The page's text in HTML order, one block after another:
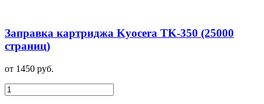
Заправка картриджа Kyocera TK-350 (25000
страниц)
от 1450 руб.